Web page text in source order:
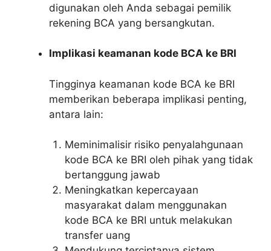
digunakan oleh Anda sebagai pemilik
rekening BCA yang bersangkutan.
Implikasi keamanan kode BCA ke BRI
Tingginya keamanan kode BCA ke BRI
memberikan beberapa implikasi penting,
antara lain:
Meminimalisir risiko penyalahgunaan
kode BCA ke BRI oleh pihak yang tidak
bertanggung jawab
Meningkatkan kepercayaan
masyarakat dalam menggunakan
kode BCA ke BRI untuk melakukan
transfer uang